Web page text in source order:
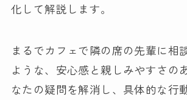
化して解説します。
まるでカフェで隣の席の先輩に相
ような、安心感と親しみやすさの
なたの疑問を解消し、具体的な行